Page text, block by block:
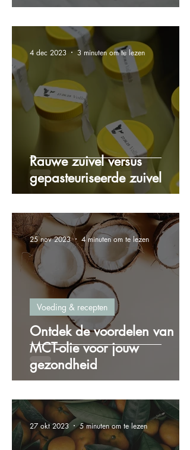
Rauwe zuivel versus
gepasteuriseerde zuivel
4 dec 2023 3 minuten om te lezen
Ontdek de voordelen van
MCT-olie voor jouw
gezondheid
Voeding & recepten
25 nov 2023 4 minuten om te lezen
27 okt 2023 5 minuten om te lezen